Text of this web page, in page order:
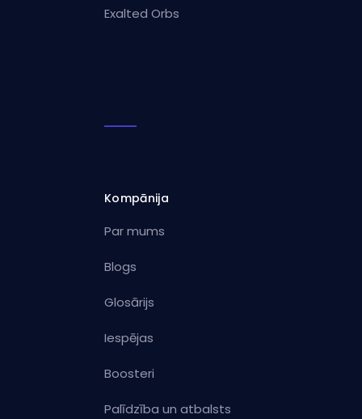
Exalted Orbs
Kompānija
Par mums
Blogs
Glosārijs
Iespējas
Boosteri
Palīdzība un atbalsts